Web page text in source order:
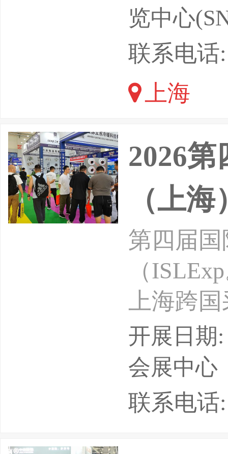
士、各
仓储重
运、数
大势，
览中心
联系电话:
上海
2026
（上
第四届
（
上海跨
空链接
交通运
快运物
开展日期
会展中心
联系电话